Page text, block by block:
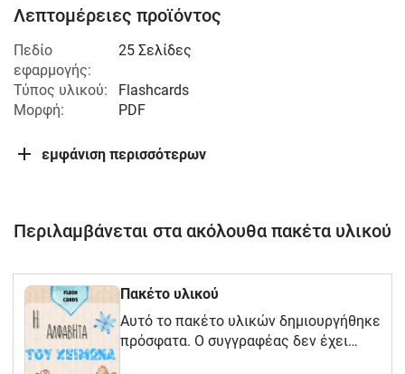
Λεπτομέρειες προϊόντος
Πεδίο
εφαρμογής:
25 Σελίδες
Τύπος υλικού:
Flashcards
Μορφή:
PDF
εμφάνιση περισσότερων
Περιλαμβάνεται στα ακόλουθα πακέτα υλικού
Πακέτο υλικού
Αυτό το πακέτο υλικών δημιουργήθηκε
πρόσφατα. Ο συγγραφέας δεν έχει